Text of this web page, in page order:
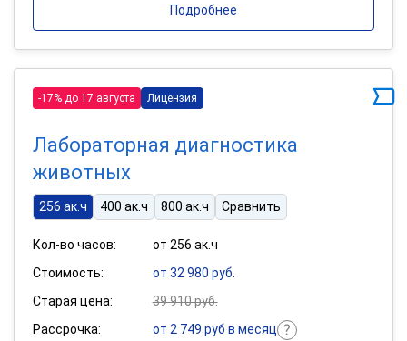
Подробнее
-17% до 17 августа Лицензия
Лабораторная диагностика
животных
256 ак.ч 400 ак.ч 800 ак.ч Сравнить
Кол-во часов:
от 256 ак.ч
Стоимость:
от 32 980 руб.
Старая цена:
39 910 руб.
Рассрочка:
от 2 749 руб в месяц